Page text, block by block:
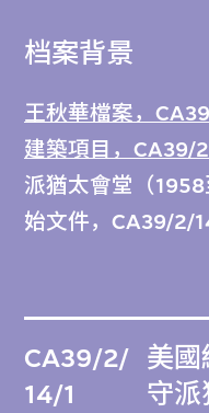
档案背景
王秋華檔案，CA39
建築項目，CA39/2
派猶太會堂（
始文件，CA39/2/
CA39/2/
14/1
美國
守派